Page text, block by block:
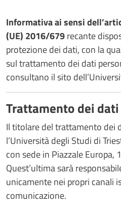
Contenuto
Informativa ai sensi
(UE) 2016/679recante
protezione dei dati, con la
sul trattamento dei dati
consultano il sito
Trattamento dei
Il titolare del trattamento dei
l’Università degli Studi di
con sede in Piazzale Europa,
Quest’ultima sarà
unicamente nei propri canali
comunicazione.